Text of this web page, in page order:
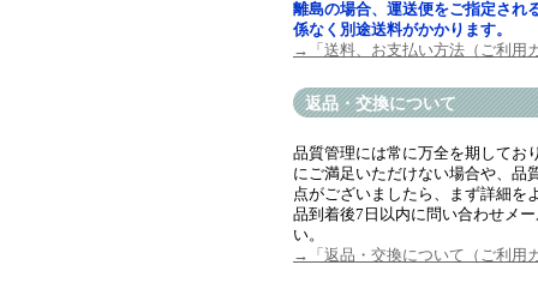
離島の場合、運送便をご指定され
係なく別途送料がかかります。
→「送料、お支払い方法（ご利用
返品・交換について
品質管理には常に万全を期してお
にご満足いただけない場合や、品
点がございましたら、まず詳細を
品到着後7日以内に問い合わせメ
い。
→「返品・交換について（ご利用